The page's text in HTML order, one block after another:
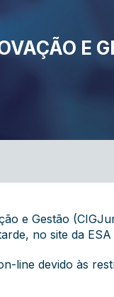
E
e Gestão (
no site da ESA
line devido às